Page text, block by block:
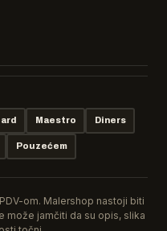
Maestro Diners
Pouzećem
om. Malershop nastoji biti
može jamčiti da su opis, slika